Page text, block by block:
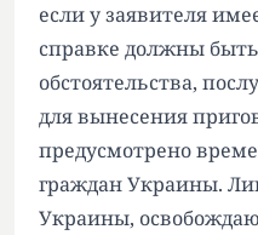
если у заявителя
справке должны
обстоятельства,
для вынесения
предусмотрено
граждан Украины.
Украины,